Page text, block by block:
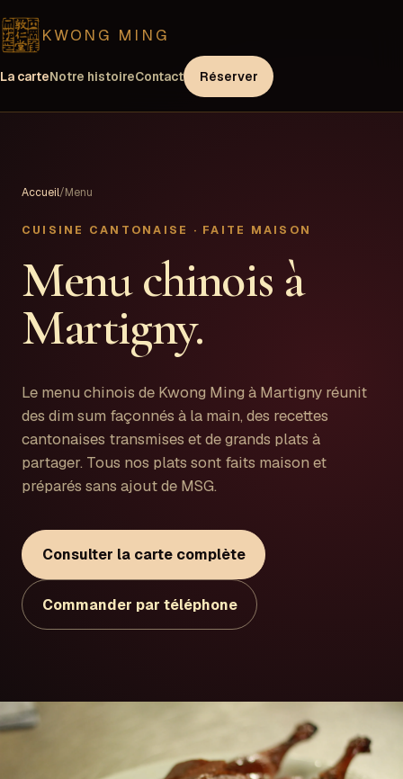
KWONG MING
La carteNotre histoireContact Réserver
Accueil/Menu
CUISINE CANTONAISE · FAITE MAISON
Menu chinois à
Martigny.
Le menu chinois de Kwong Ming à Martigny réunit
des dim sum façonnés à la main, des recettes
cantonaises transmises et de grands plats à
partager. Tous nos plats sont faits maison et
préparés sans ajout de MSG.
Consulter la carte complète
Commander par téléphone